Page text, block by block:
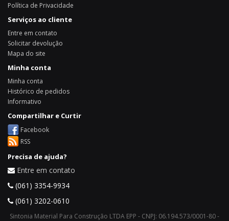
Política de Privacidade
Serviços ao cliente
Entre em contato
Solicitar devolução
Mapa do site
Minha conta
Minha conta
Histórico de pedidos
Informativo
Compartilhar e Curtir
Facebook
RSS
Precisa de ajuda?
Entre em contato
(061) 3354-9934
(061) 3202-0610
Sintonia Material Para Construção LTDA EPP - CNPJ: 06.194.573/0001-80 -